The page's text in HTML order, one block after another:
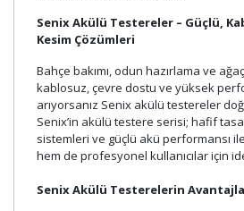
Senix Akülü Testereler – Güçlü,
Kesim Çözümleri
Bahçe bakımı, odun hazırlama ve
kablosuz, çevre dostu ve yüksek
arıyorsanız Senix akülü testereler
Senix’in akülü testere serisi; hafif
sistemleri ve güçlü akü performansı
hem de profesyonel kullanıcılar için
Senix Akülü Testerelerin